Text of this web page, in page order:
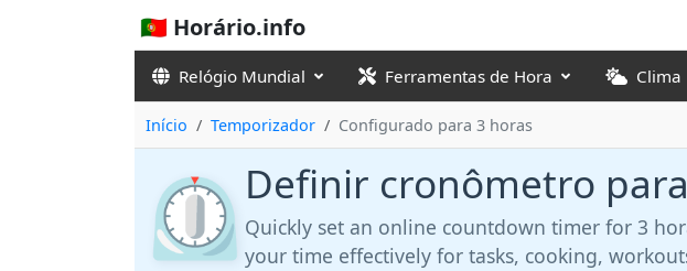
🇵🇹 Horário.info
Relógio Mundial Ferramentas de Hora Clima
Início Temporizador Configurado para 3 horas
⏲️ Definir cronômetro
Quickly set an online countdown timer for 3
your time effectively for tasks, cooking,